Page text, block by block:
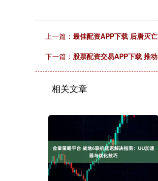
上一篇： 最佳配资APP下载 后唐灭
下一篇： 股票配资交易APP下载 推
相关文章